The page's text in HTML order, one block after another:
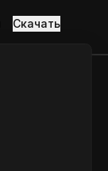
Скачать